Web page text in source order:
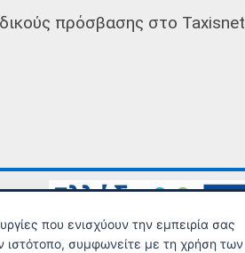
πρόσβασης στο Taxisnet
και Κοινωνικής Ασφάλισης
που ενισχύουν την εμπειρία σας
ιστότοπο, συμφωνείτε με τη χρήση των